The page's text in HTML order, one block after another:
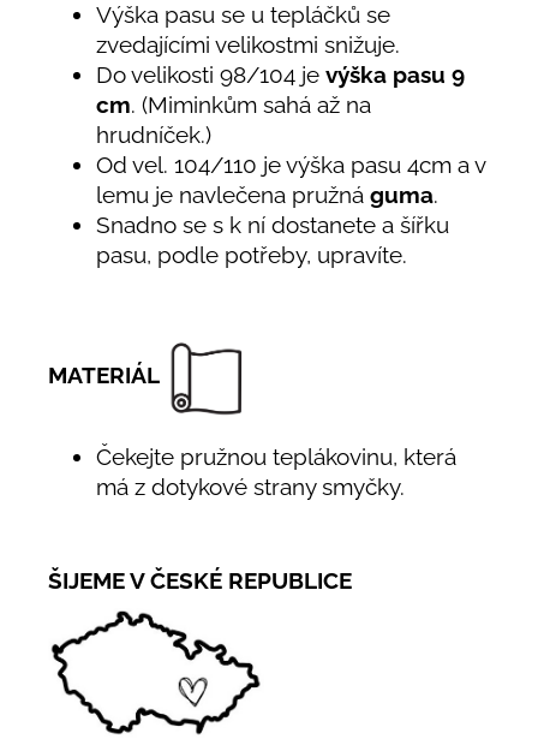
Výška pasu se u tepláčků se
zvedajícími velikostmi snižuje.
Do velikosti 98/104 je výška pasu 9
cm. (Miminkům sahá až na
hrudníček.)
Od vel. 104/110 je výška pasu 4cm a v
lemu je navlečena pružná guma.
Snadno se s k ní dostanete a šířku
pasu, podle potřeby, upravíte.
MATERIÁL
Čekejte pružnou teplákovinu, která
má z dotykové strany smyčky.
ŠIJEME V ČESKÉ REPUBLICE